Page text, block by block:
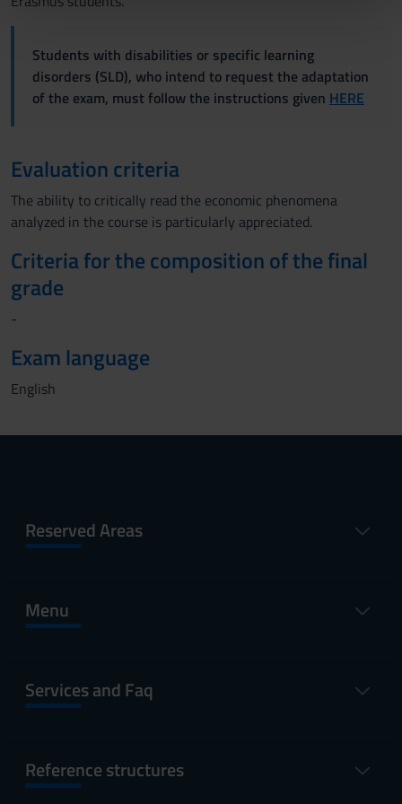
raccolto dal tuo utilizzo dei loro servizi.
Students with disabilities or specific learning
disorders (SLD), who intend to request the adaptation
of the exam, must follow the instructions given HERE
Evaluation criteria
The ability to critically read the economic phenomena
analyzed in the course is particularly appreciated.
Criteria for the composition of the final
grade
-
Exam language
English
Reserved Areas
Menu
Services and Faq
Reference structures